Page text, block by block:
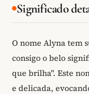
Significado
O nome Alyna tem
consigo o belo
que brilha". Este
e delicada,